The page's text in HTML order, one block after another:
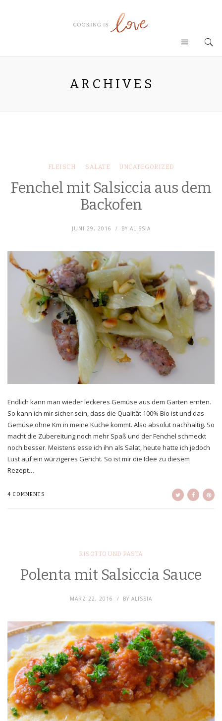
ARCHIVES
FLEISCH SALATE UNCATEGORIZED
Fenchel mit Salsiccia aus dem
Backofen
JUNI 29, 2016 BY ALISSIA
Endlich kann man wieder leckeres Gemüse aus dem Garten ernten.
So kann ich mir sicher sein, dass die Qualität 100% Bio ist und das
Gemüse ohne Km in meine Küche kommt. Also absolut nachhaltig. So
macht die Zubereitung noch mehr Spaß und der Fenchel schmeckt
noch besser. Meistens esse ich ihn als Salat, heute hatte ich jedoch
Lust auf ein würzigeres Gericht. So ist mir die Idee zu diesem
Rezept…
4 COMMENTS
RISOTTO UND PASTA
Polenta mit Salsiccia Sauce
MÄRZ 22, 2016 BY ALISSIA